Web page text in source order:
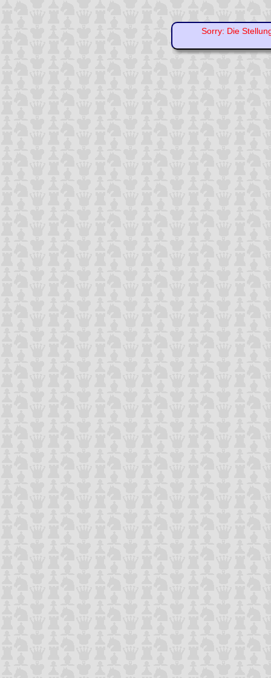
Sorry: Die